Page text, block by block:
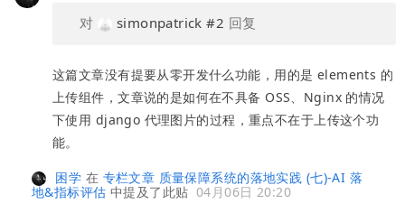
对
simonpatrick #2 回复
这篇文章没有提要从零开发什么功能，用的是 elements 的
上传组件，文章说的是如何在不具备 OSS、Nginx 的情况
下使用 django 代理图片的过程，重点不在于上传这个功
能。
困学 在 专栏文章 质量保障系统的落地实践 (七)-AI 落
地&指标评估 中提及了此贴 04月06日 20:20